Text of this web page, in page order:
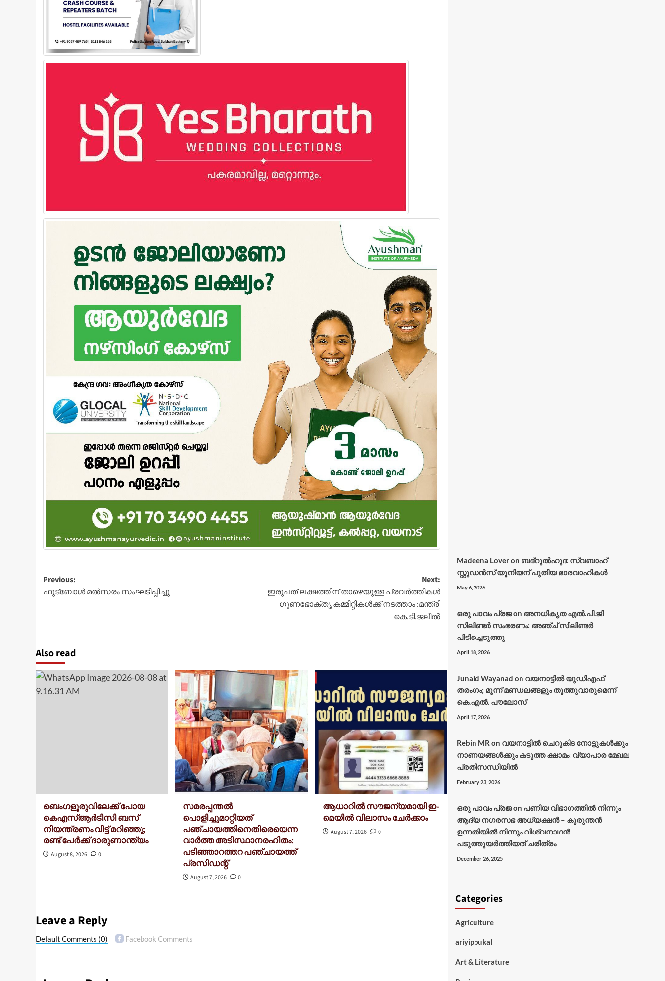
Post
navigation
Previous:
ഫുട്‌ബോള്‍ മല്‍സരം സംഘടിപ്പിച്ചു
Next:
ഇരുപത് ലക്ഷത്തിന് താഴെയുള്ള പ്രവർത്തികൾ
ഗുണഭോക്തൃ കമ്മിറ്റികൾക്ക് നടത്താം :മന്ത്രി
കെ.ടി.ജലീൽ
Also read
ബെംഗളൂരുവിലേക്ക് പോയ
കെഎസ്ആർടിസി ബസ്
നിയന്ത്രണം വിട്ട് മറിഞ്ഞു;
രണ്ട് പേർക്ക് ദാരുണാന്ത്യം
August 8, 2026 0
സമരപ്പന്തൽ
പൊളിച്ചുമാറ്റിയത്
പഞ്ചായത്തിനെതിരെയെന്ന
വാർത്ത അടിസ്ഥാനരഹിതം:
പടിഞ്ഞാറത്തറ പഞ്ചായത്ത്
പ്രസിഡന്റ്
August 7, 2026 0
ആധാറിൽ സൗജന്യമായി ഇ-
മെയിൽ വിലാസം ചേർക്കാം
August 7, 2026 0
Leave a Reply
Default Comments (0) Facebook Comments
Madeena Loveron ബദ്റുൽഹുദ: സ്വബാഹ്
സ്റ്റുഡൻസ് യൂനിയന് പുതിയ ഭാരവാഹികൾ
May 6, 2026
ഒരു പാവം പ്രജon അനധികൃത എൽ.പി.ജി
സിലിണ്ടർ സംഭരണം: അഞ്ച് സിലിണ്ടർ
പിടിച്ചെടുത്തു
April 18, 2026
Junaid Wayanad on വയനാട്ടില്‍ യുഡിഎഫ്
തരംഗം; മൂന്ന് മണ്ഡലങ്ങളും തൂത്തുവാരുമെന്ന്
കെ.എല്‍. പൗലോസ്
April 17, 2026
Rebin MR on വയനാട്ടിൽ ചെറുകിട നോട്ടുകൾക്കും
നാണയങ്ങൾക്കും കടുത്ത ക്ഷാമം; വ്യാപാര മേഖല
പ്രതിസന്ധിയിൽ
February 23, 2026
ഒരു പാവം പ്രജon പണിയ വിഭാഗത്തിൽ നിന്നും
ആദ്യ നഗരസഭ അധ്യക്ഷൻ – കുരുന്തൻ
ഉന്നതിയിൽ നിന്നും വിശ്വനാഥൻ
പടുത്തുയർത്തിയത് ചരിത്രം
December 26, 2025
Categories
Agriculture
ariyippukal
Art & Literature